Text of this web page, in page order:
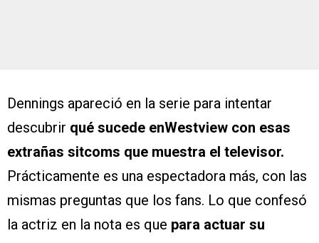
Dennings apareció en la serie para intentar
descubrir qué sucede enWestview con esas
extrañas sitcoms que muestra el televisor.
Prácticamente es una espectadora más, con las
mismas preguntas que los fans. Lo que confesó
la actriz en la nota es que para actuar su